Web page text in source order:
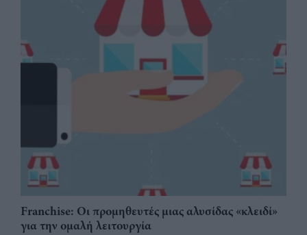
Franchise: Οι προμηθευτές μιας αλυσίδας «κλειδί»
για την ομαλή λειτουργία